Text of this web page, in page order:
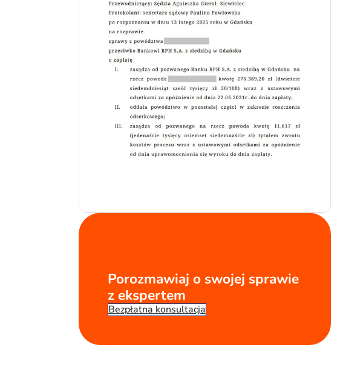
Porozmawiaj o swojej sprawie
z ekspertem
Bezpłatna konsultacja